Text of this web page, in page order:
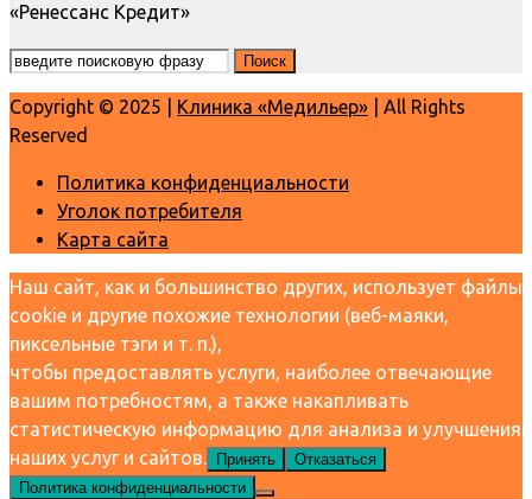
«Ренессанс Кредит»
Copyright © 2025 | Клиника «Медильер» | All Rights
Reserved
Политика конфиденциальности
Уголок потребителя
Карта сайта
Наш сайт, как и большинство других, использует файлы
cookie и другие похожие технологии (веб-маяки,
пиксельные тэги и т. п.),
чтобы предоставлять услуги, наиболее отвечающие
вашим потребностям, а также накапливать
статистическую информацию для анализа и улучшения
наших услуг и сайтов.
Принять
Отказаться
Политика конфиденциальности